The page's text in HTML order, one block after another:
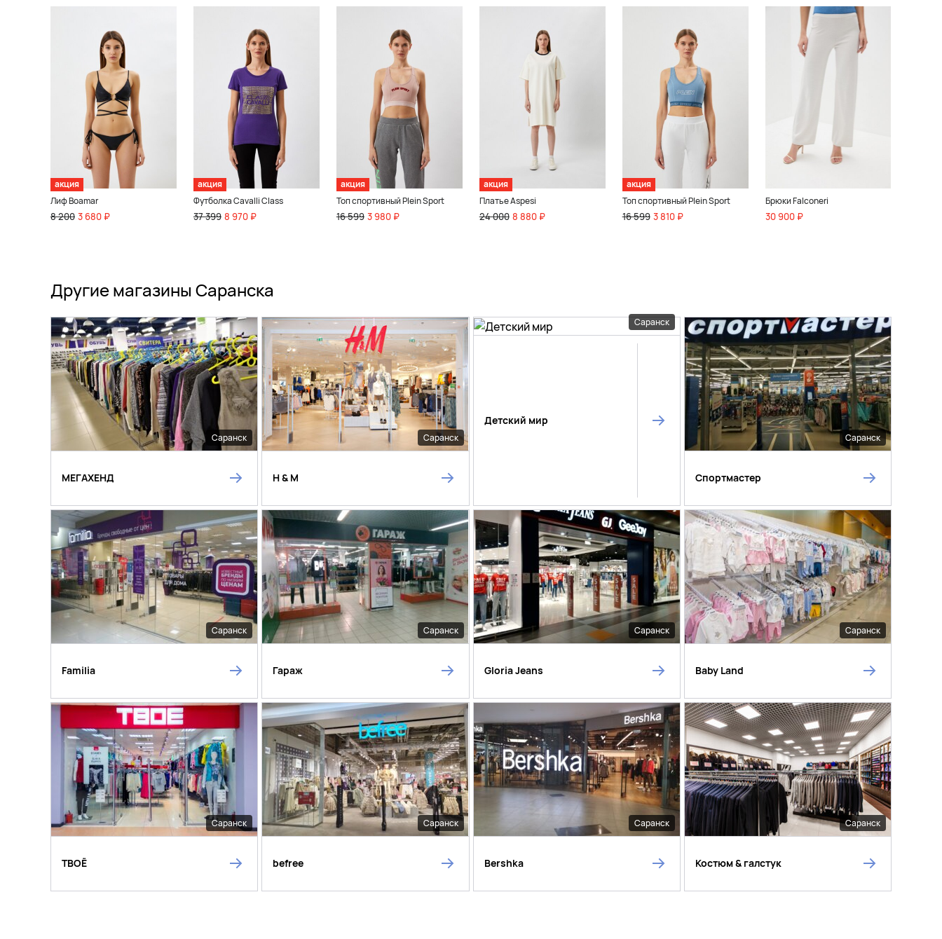
акция
Лиф Boamar
8 200 3 680 ₽
акция
Футболка Cavalli Class
37 399 8 970 ₽
акция
Топ спортивный Plein Sport
16 599 3 980 ₽
акция
Платье Aspesi
24 000 8 880 ₽
акция
Топ спортивный Plein Sport
16 599 3 810 ₽
Брюки Falconeri
30 900 ₽
Другие магазины Саранска
Саранск
МЕГАХЕНД
Саранск
H & M
Саранск
Детский мир
Саранск
Спортмастер
Саранск
Familia
Саранск
Гараж
Саранск
Gloria Jeans
Саранск
Baby Land
Саранск
ТВОЁ
Саранск
befree
Саранск
Bershka
Саранск
Костюм & галстук